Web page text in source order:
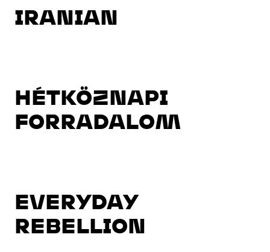
IRANIAN
HÉTKÖZNAPI
FORRADALOM
EVERYDAY
REBELLION